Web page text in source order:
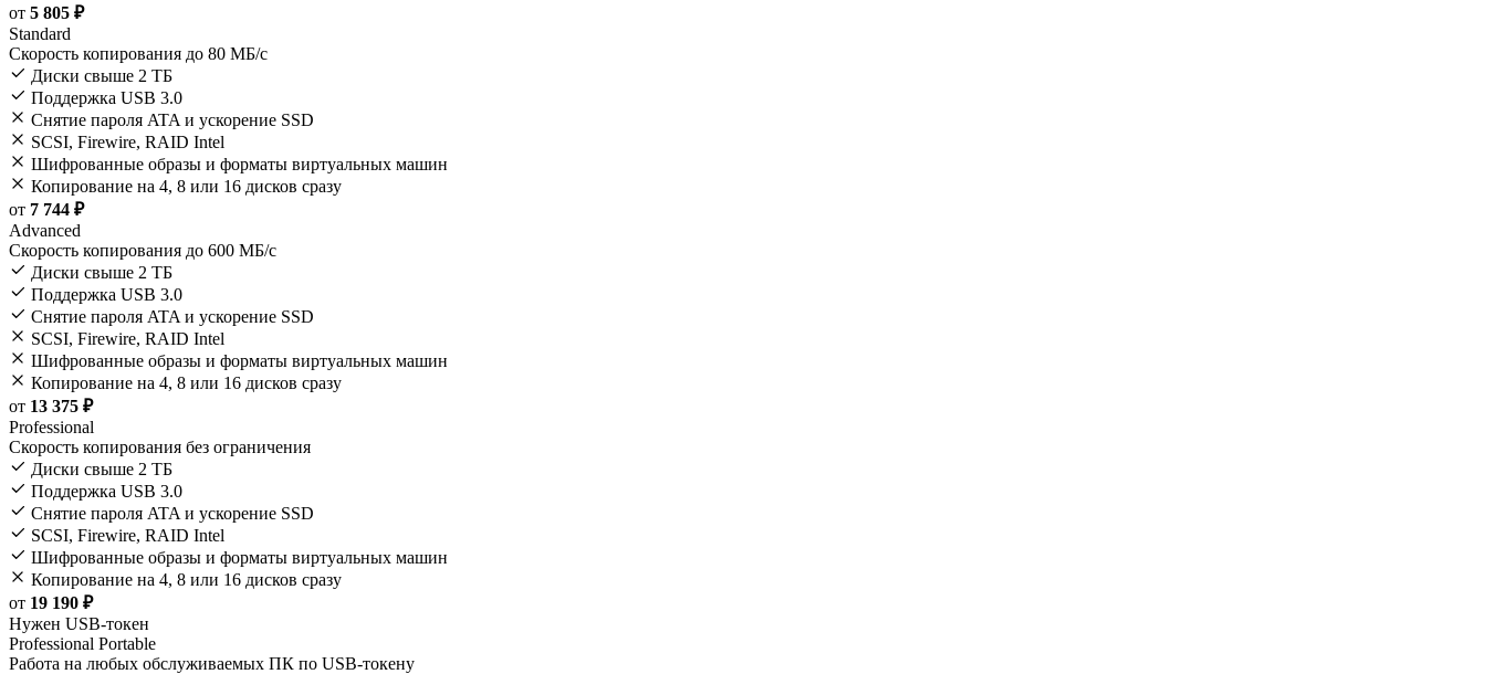
от 5 805 ₽
Standard
Скорость копирования до 80 МБ/с
Диски свыше 2 ТБ
Поддержка USB 3.0
Снятие пароля ATA и ускорение SSD
SCSI, Firewire, RAID Intel
Шифрованные образы и форматы виртуальных машин
Копирование на 4, 8 или 16 дисков сразу
от 7 744 ₽
Advanced
Скорость копирования до 600 МБ/с
Диски свыше 2 ТБ
Поддержка USB 3.0
Снятие пароля ATA и ускорение SSD
SCSI, Firewire, RAID Intel
Шифрованные образы и форматы виртуальных машин
Копирование на 4, 8 или 16 дисков сразу
от 13 375 ₽
Professional
Скорость копирования без ограничения
Диски свыше 2 ТБ
Поддержка USB 3.0
Снятие пароля ATA и ускорение SSD
SCSI, Firewire, RAID Intel
Шифрованные образы и форматы виртуальных машин
Копирование на 4, 8 или 16 дисков сразу
от 19 190 ₽
Нужен USB-токен
Professional Portable
Работа на любых обслуживаемых ПК по USB-токену